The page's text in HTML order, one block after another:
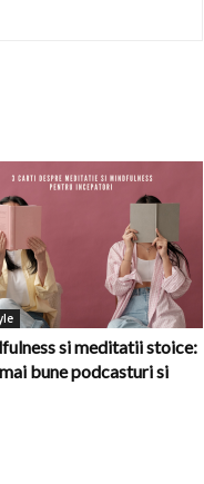
si meditatii stoice:
bune podcasturi si